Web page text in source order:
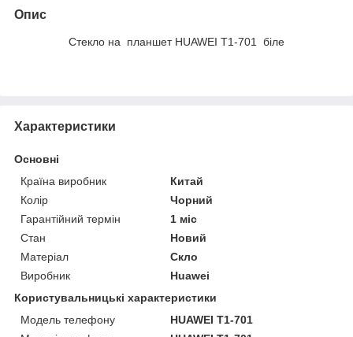
Опис
Стекло на планшет HUAWEI T1-701 біле
Характеристики
Основні
Країна виробник
Китай
Колір
Чорний
Гарантійний термін
1 міс
Стан
Новий
Матеріал
Скло
Виробник
Huawei
Користувальницькі характеристики
Модель телефону
HUAWEI T1-701